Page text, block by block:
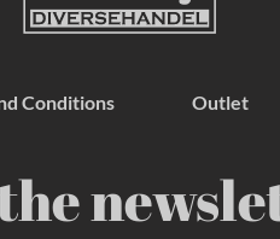
Conditions Outlet